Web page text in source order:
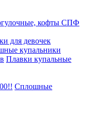
кофты СПФ
для девочек
купальники
Плавки купальные
Сплошные